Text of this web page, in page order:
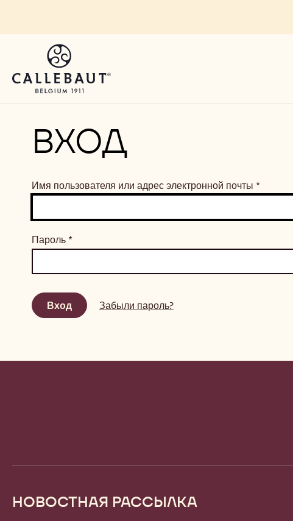
ВХОД
Имя пользователя или адрес электронной почты *
Пароль *
Забыли пароль?
НОВОСТНАЯ РАССЫЛКА